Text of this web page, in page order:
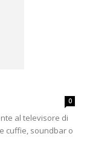
0
al televisore di
cuffie, soundbar o